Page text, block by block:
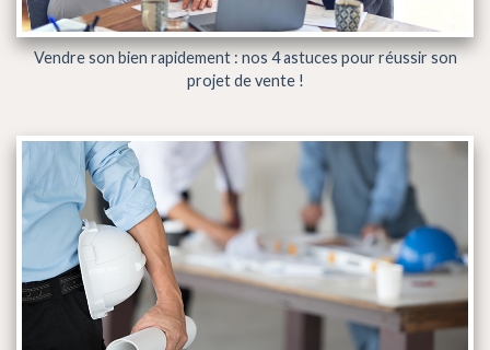
Vendre son bien rapidement : nos 4 astuces pour réussir son
projet de vente !